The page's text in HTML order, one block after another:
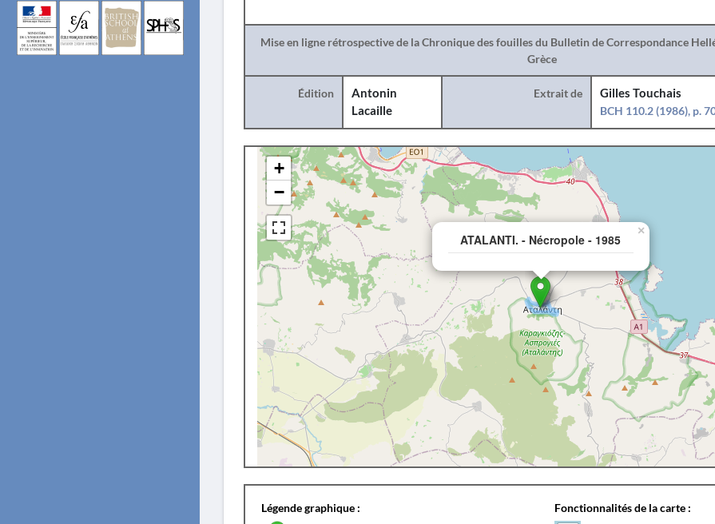
Mise en ligne rétrospective de la Chronique des fouilles du Bulletin de Correspondance
Grèce
Édition
Antonin
Lacaille
Extrait de
Gilles Touchais
BCH 110.2 (1986), p.
ATALANTI. - Nécropole - 1985
×
+
−
Légende graphique :
Fonctionnalités de la carte :